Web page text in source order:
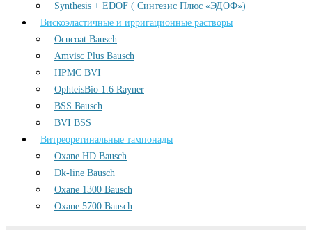
Synthesis + EDOF ( Синтезис Плюс «ЭДОФ»)
Вискоэластичные и ирригационные растворы
Ocucoat Bausch
Amvisc Plus Bausch
HPMC BVI
OphteisBio 1.6 Rayner
BSS Bausch
BVI BSS
Витреоретинальные тампонады
Oxane HD Bausch
Dk-line Bausch
Oxane 1300 Bausch
Oxane 5700 Bausch